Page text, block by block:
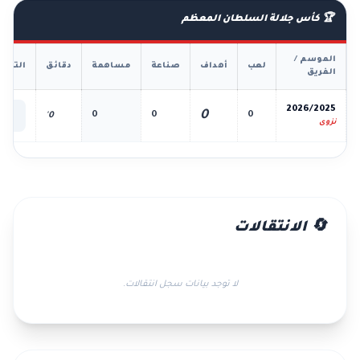
🏆 كأس جلالة السلطان المعظم
الموسم /
الفريق
لعب أهداف صناعة مساهمة دقائق
2026/2025
نزوى
0
0
0
0
0'
🔄 الانتقالات
لا توجد بيانات سجل انتقالات.